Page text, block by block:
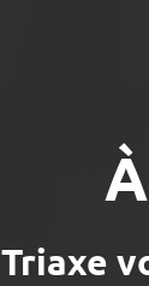
Triaxe